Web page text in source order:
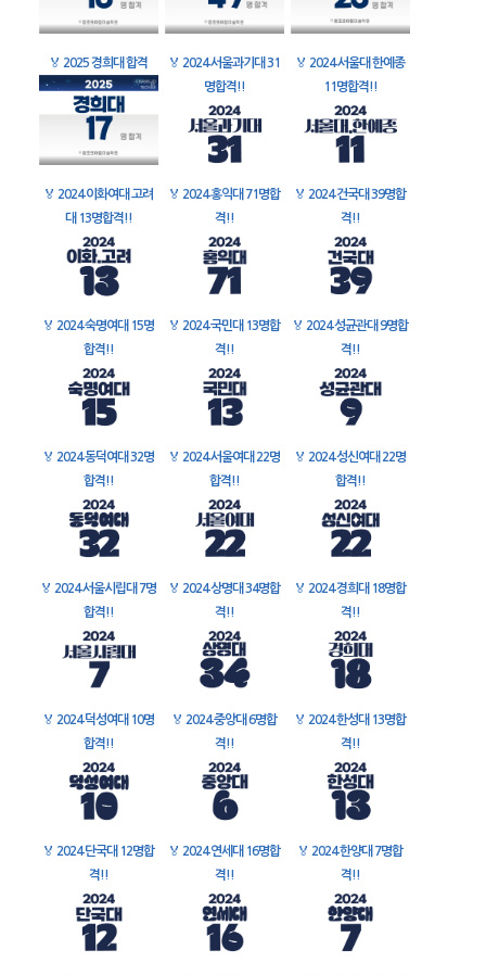
🏅 2025 경희대 합격 🏅 2024 서울과기대 31
명합격!!
🏅 2024 서울대 한예종
11명합격!!
🏅 2024 이화여대 고려
대 13명합격!!
🏅 2024 홍익대 71명합
격!!
🏅 2024 건국대 39명합
격!!
🏅 2024 숙명여대 15명
합격!!
🏅 2024 국민대 13명합
격!!
🏅 2024 성균관대 9명합
격!!
🏅 2024 동덕여대 32명
합격!!
🏅 2024 서울여대 22명
합격!!
🏅 2024 성신여대 22명
합격!!
🏅 2024 서울시립대 7명
합격!!
🏅 2024 상명대 34명합
격!!
🏅 2024 경희대 18명합
격!!
🏅 2024 덕성여대 10명
합격!!
🏅 2024 중앙대 6명합
격!!
🏅 2024 한성대 13명합
격!!
🏅 2024 단국대 12명합
격!!
🏅 2024 연세대 16명합
격!!
🏅 2024 한양대 7명합
격!!